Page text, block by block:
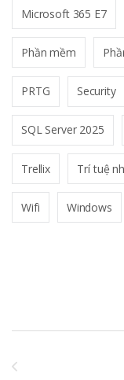
Microsoft 365 E7
Phần mềm
PRTG Security
SQL Server 2025
Trellix Trí tuệ
Wifi Windows